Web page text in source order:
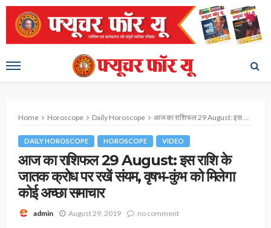
Home Horoscope Daily Horoscope आज का राशिफल 29 August: इस राशि के जातक क्रोध पर रखें संयम, वृषभ-कुंभ को मिलेगा कोई अच्‍छा समाचार
DAILY HOROSCOPE HOROSCOPE VIDEO
आज का राशिफल 29 August: इस राशि के
जातक क्रोध पर रखें संयम, वृषभ-कुंभ को मिलेगा
कोई अच्‍छा समाचार
admin August 29, 2019 no comment